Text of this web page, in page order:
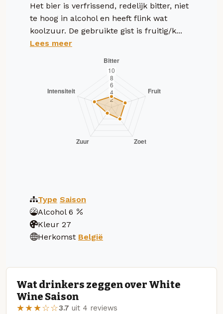
Het bier is verfrissend, redelijk bitter, niet
te hoog in alcohol en heeft flink wat
koolzuur. De gebruikte gist is fruitig/k...
Lees meer
Type Saison
Alcohol 6
Kleur 27
Herkomst België
Wat drinkers zeggen over White
Wine Saison
★★★☆☆3.7 uit 4 reviews